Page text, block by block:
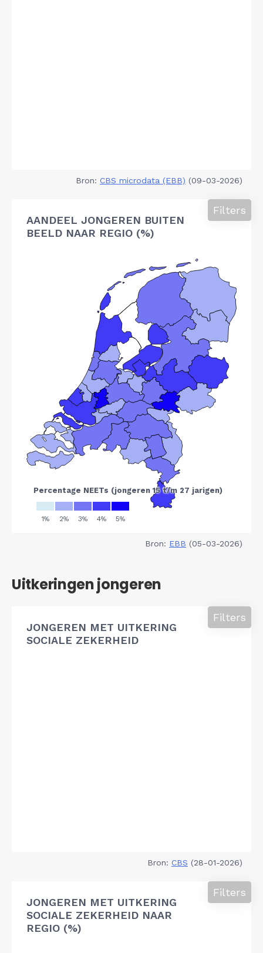
Bron: CBS microdata (EBB) (09-03-2026)
AANDEEL JONGEREN BUITEN
BEELD NAAR REGIO (%)
Filters
Bron: EBB (05-03-2026)
Uitkeringen jongeren
JONGEREN MET UITKERING
SOCIALE ZEKERHEID
Filters
Bron: CBS (28-01-2026)
JONGEREN MET UITKERING
SOCIALE ZEKERHEID NAAR
REGIO (%)
Filters